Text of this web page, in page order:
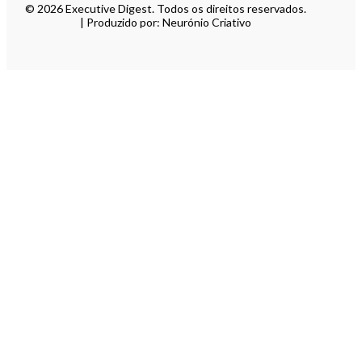
© 2026 Executive Digest. Todos os direitos reservados.
| Produzido por: Neurónio Criativo